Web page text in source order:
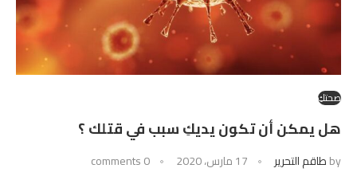
صحتكِ
هل يمكن أن تكون يديكِ سبب في قتلك ؟
byطاقم التحرير 17 مارس، 2020 0 comments